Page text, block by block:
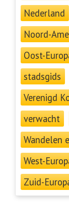
Nederland
Noord-
Oost-
stadsgids
Verenigd
verwacht
Wandelen
West-
Zuid-